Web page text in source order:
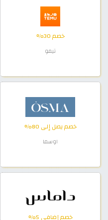
خصم 30%
تيمو
خصم يصل إلى 80%
اوسما
خصم إضافي 5%